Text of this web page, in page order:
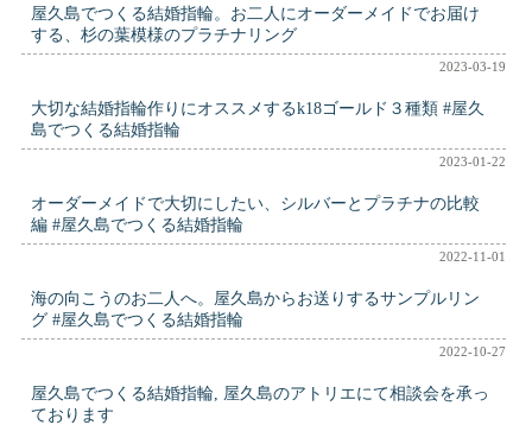
屋久島でつくる結婚指輪。お二人にオーダーメイドでお届け
する、杉の葉模様のプラチナリング
2023-03-19
大切な結婚指輪作りにオススメするk18ゴールド３種類 #屋久
島でつくる結婚指輪
2023-01-22
オーダーメイドで大切にしたい、シルバーとプラチナの比較
編 #屋久島でつくる結婚指輪
2022-11-01
海の向こうのお二人へ。屋久島からお送りするサンプルリン
グ #屋久島でつくる結婚指輪
2022-10-27
屋久島でつくる結婚指輪, 屋久島のアトリエにて相談会を承っ
ております